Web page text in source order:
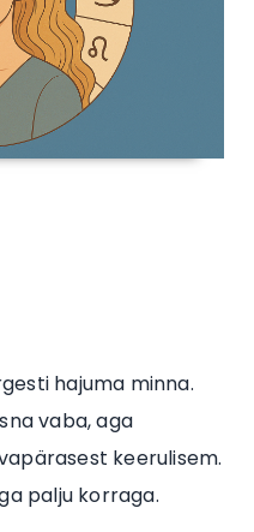
hajuma minna.
vaba, aga
keerulisem.
palju korraga.